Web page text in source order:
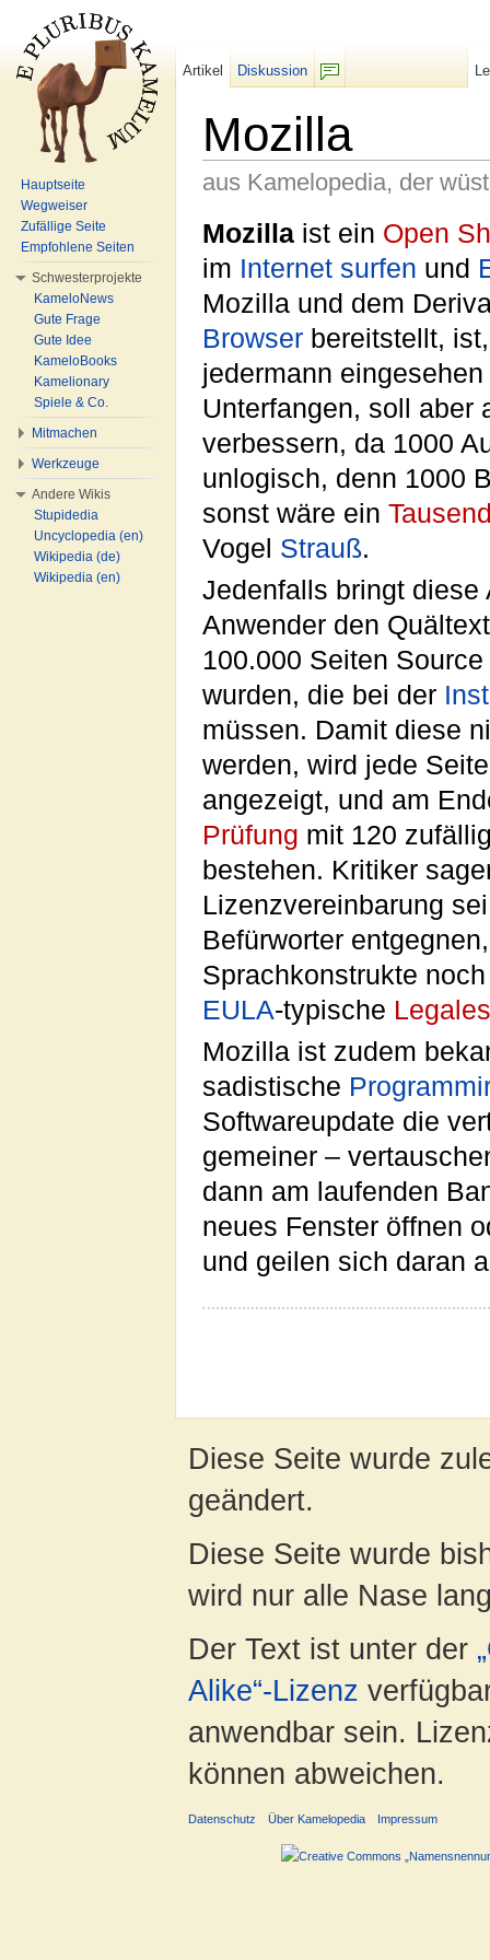
Mozilla
aus Kamelopedia, der
Mozilla ist ein Open
im Internet surfen und
Mozilla und dem
Browser bereitstellt,
jedermann
Unterfangen, soll aber
verbessern, da 1000
unlogisch, denn 1000
sonst wäre ein
Vogel Strauß.
Jedenfalls bringt diese
Anwender den
100.000 Seiten
wurden, die bei der
müssen. Damit diese
werden, wird jede
angezeigt, und am
Prüfung mit 120
bestehen. Kritiker
Lizenzvereinbarung
Befürworter
Sprachkonstrukte
EULA-typische
Mozilla ist zudem
sadistische
Softwareupdate die
gemeiner –
dann am laufenden
neues Fenster öffnen
und geilen sich daran
Artikel
Diskussion
Hauptseite
Wegweiser
Zufällige Seite
Empfohlene Seiten
Schwesterprojekte
KameloNews
Gute Frage
Gute Idee
KameloBooks
Kamelionary
Spiele & Co.
Mitmachen
Werkzeuge
Andere Wikis
Stupidedia
Uncyclopedia (en)
Wikipedia (de)
Wikipedia (en)
Diese Seite wurde
geändert.
Diese Seite wurde
wird nur alle Nase
Der Text ist unter der
Alike“-Lizenz
anwendbar sein.
können abweichen.
Datenschutz Über Kamelopedia Impressum